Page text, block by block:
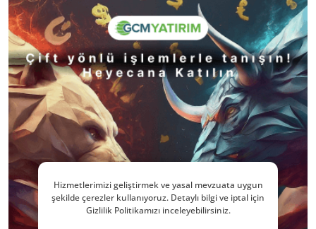
Hizmetlerimizi geliştirmek ve yasal mevzuata uygun
şekilde çerezler kullanıyoruz. Detaylı bilgi ve iptal için
Gizlilik Politikamızı inceleyebilirsiniz.